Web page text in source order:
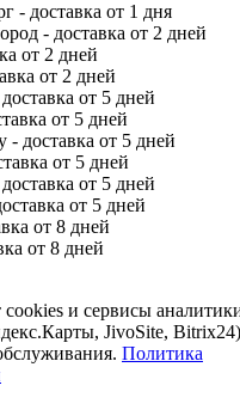
- доставка от 1 дня
- доставка от 2 дней
от 2 дней
от 2 дней
от 5 дней
от 5 дней
доставка от 5 дней
от 5 дней
от 5 дней
от 5 дней
от 8 дней
от 8 дней
cookies и сервисы
JivoSite,
Политика